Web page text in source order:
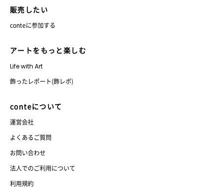
販売したい
conteに参加する
アートをもっと楽しむ
Life with Art
飾ったレポート(飾レポ)
conteについて
運営会社
よくあるご質問
お問い合わせ
法人でのご利用について
利用規約